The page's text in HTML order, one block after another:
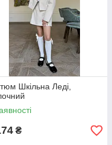
Шкільна Леді,
₴